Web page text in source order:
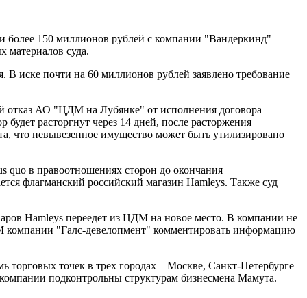
более 150 миллионов рублей с компании "Вандеркинд"
материалов суда.
иске почти на 60 миллионов рублей заявлено требование
отказ АО "ЦДМ на Лубянке" от исполнения договора
расторгнут через 14 дней, после расторжения
что невывезенное имущество может быть утилизировано
quo в правоотношениях сторон до окончания
флагманский российский магазин Hamleys. Также суд
Hamleys переедет из ЦДМ на новое место. В компании не
компании "Галс-девелопмент" комментировать информацию
торговых точек в трех городах – Москве, Санкт-Петербурге
подконтрольны структурам бизнесмена Мамута.